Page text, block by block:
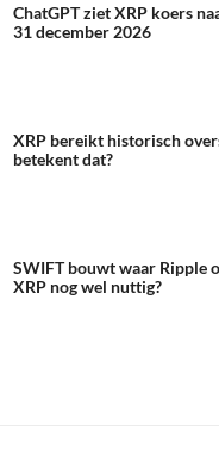
ChatGPT ziet XRP koers
31 december 2026
XRP bereikt historisch
betekent dat?
SWIFT bouwt waar Ripple
XRP nog wel nuttig?